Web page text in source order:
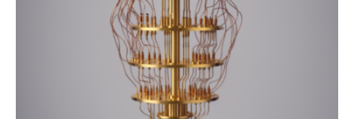
Jahre alt geworden ist, weshalb die UNESCO 2025 zum
Internationalen Jahr der Quantenwissenschaft und -
technologie ausgerufen hat. Doch nun hat eine
internationale Forschungsgruppe um den